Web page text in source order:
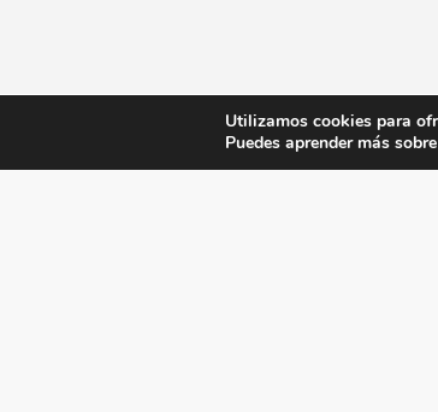
Utilizamos cookies para
Puedes aprender más